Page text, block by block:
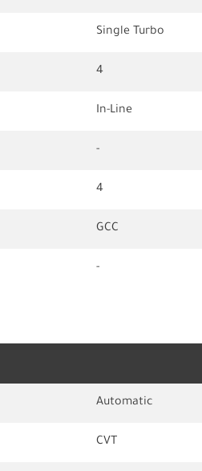
Single Turbo
4
In-Line
-
4
GCC
-
Automatic
CVT